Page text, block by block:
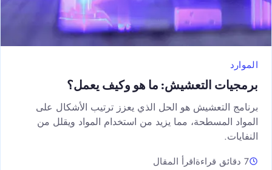
الموارد
برمجيات التعشيش: ما هو وكيف يعمل؟
برنامج التعشيش هو الحل الذي يعزز ترتيب الأشكال على
المواد المسطحة، مما يزيد من استخدام المواد ويقلل من
النفايات.
7 دقائق قراءة اقرأ المقال